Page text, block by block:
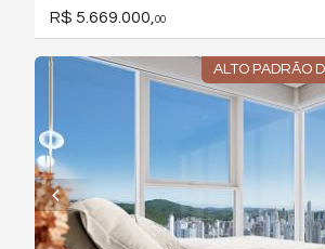
R$ 5.669.000,00
ALTO PADRÃO